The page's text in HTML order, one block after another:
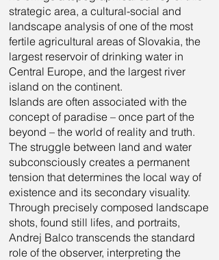
strategic area, a cultural-social and
landscape analysis of one of the most
fertile agricultural areas of Slovakia, the
largest reservoir of drinking water in
Central Europe, and the largest river
island on the continent.
Islands are often associated with the
concept of paradise – once part of the
beyond – the world of reality and truth.
The struggle between land and water
subconsciously creates a permanent
tension that determines the local way of
existence and its secondary visuality.
Through precisely composed landscape
shots, found still lifes, and portraits,
Andrej Balco transcends the standard
role of the observer, interpreting the